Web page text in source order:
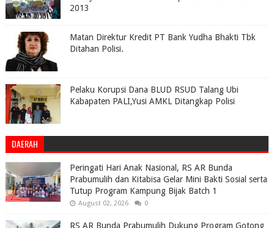
2013
Matan Direktur Kredit PT Bank Yudha Bhakti Tbk
Ditahan Polisi.
Pelaku Korupsi Dana BLUD RSUD Talang Ubi
Kabapaten PALI,Yusi AMKL Ditangkap Polisi
DAERAH
Peringati Hari Anak Nasional, RS AR Bunda
Prabumulih dan Kitabisa Gelar Mini Bakti Sosial serta
Tutup Program Kampung Bijak Batch 1
August 02, 2026 0
RS AR Bunda Prabumulih Dukung Program Gotong